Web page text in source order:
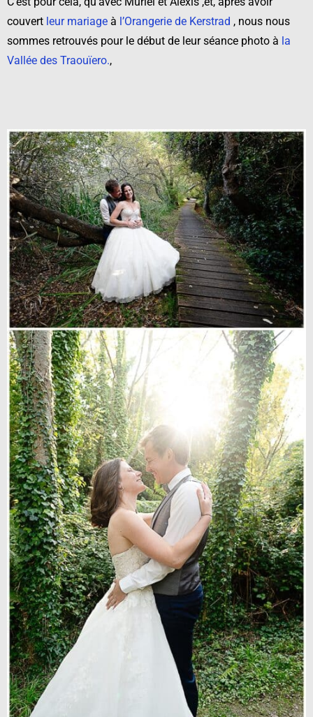
couvert leur mariage à l’Orangerie de Kerstrad , nous nous
sommes retrouvés pour le début de leur séance photo à la
Vallée des Traouïero.,